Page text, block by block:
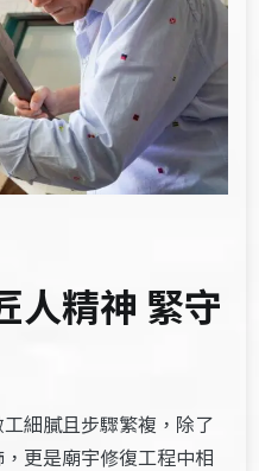
人精神 緊守
細膩且步驟繁複，除了
更是廟宇修復工程中相